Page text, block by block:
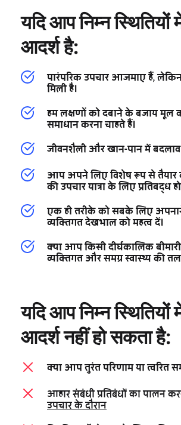
यदि आप निम्न स्थितियों
आदर्श है:
पारंपरिक उपचार आजमाए हैं,
मिली है।
हम लक्षणों को दबाने के बजाय मूल
समाधान करना चाहते हैं।
जीवनशैली और खान-पान में
आप अपने लिए विशेष रूप से तैयार
की उपचार यात्रा के लिए प्रतिबद्ध
एक ही तरीके को सबके लिए
व्यक्तिगत देखभाल को महत्व दें।
क्या आप किसी दीर्घकालिक
व्यक्तिगत और समग्र स्वास्थ्य की
यदि आप निम्न स्थितियों
आदर्श नहीं हो सकता है:
क्या आप तुरंत परिणाम या त्वरित
उपचार के दौरान